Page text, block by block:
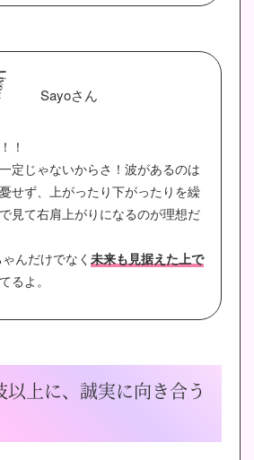
Sayoさん
！
定じゃないからさ！波があるのは
せず、上がったり下がったりを繰
見て右肩上がりになるのが理想だ
んだけでなく 未来も見据えた上で
るよ。
以上に、誠実に向き合う